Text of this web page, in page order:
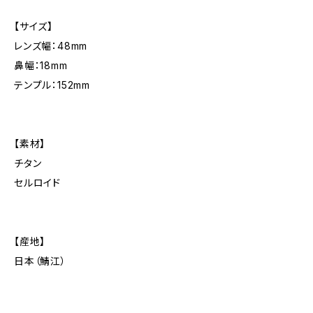
【サイズ】
レンズ幅：48mm
鼻幅：18mm
テンプル：152mm
【素材】
チタン
セルロイド
【産地】
日本（鯖江）